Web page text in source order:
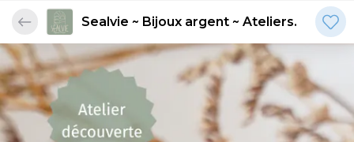
Sealvie ~ Bijoux argent ~ Ateliers.